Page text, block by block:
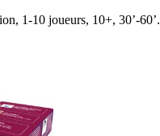
1-10 joueurs, 10+, 30’-60’.